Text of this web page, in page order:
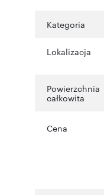
Kategoria
Lokalizacja
Powierzchnia
całkowita
Cena